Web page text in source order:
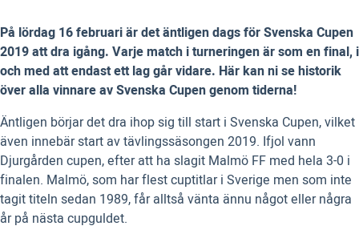
På lördag 16 februari är det äntligen dags för Svenska Cupen
2019 att dra igång. Varje match i turneringen är som en final, i
och med att endast ett lag går vidare. Här kan ni se historik
över alla vinnare av Svenska Cupen genom tiderna!
Äntligen börjar det dra ihop sig till start i Svenska Cupen, vilket
även innebär start av tävlingssäsongen 2019. Ifjol vann
Djurgården cupen, efter att ha slagit Malmö FF med hela 3-0 i
finalen. Malmö, som har flest cuptitlar i Sverige men som inte
tagit titeln sedan 1989, får alltså vänta ännu något eller några
år på nästa cupguldet.